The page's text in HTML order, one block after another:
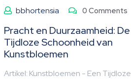
bbhortensia 0 Comments
Pracht en Duurzaamheid: De
Tijdloze Schoonheid van
Kunstbloemen
Artikel: Kunstbloemen - Een Tijdloze